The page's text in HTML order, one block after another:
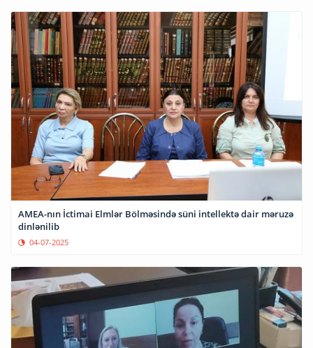
AMEA-nın İctimai Elmlər Bölməsində süni intellektə dair məruzə
dinlənilib
04-07-2025